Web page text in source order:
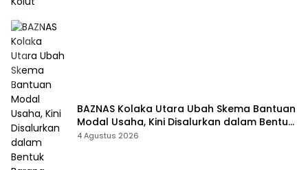
BAZNAS Kolaka Utara Ubah Skema Bantuan
Modal Usaha, Kini Disalurkan dalam Bentuk
Barang Senilai Rp419,5 Juta
4 Agustus 2026